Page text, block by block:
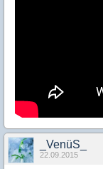
_VenüS_
22.09.2015